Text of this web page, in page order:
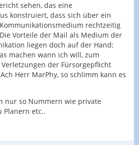
sehen, das eine
konstruiert, dass sich über ein
rechtzeitig
Vorteile der Mail als Medium der
liegen doch auf der Hand:
machen wann ich will, zum
der Fürsorgepflicht
Herr MarPhy, so schlimm kann es
nur so Nummern wie private
Planern etc..